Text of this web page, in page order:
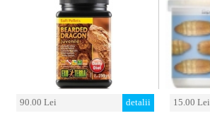
90.00 Lei detalii 15.00 Lei